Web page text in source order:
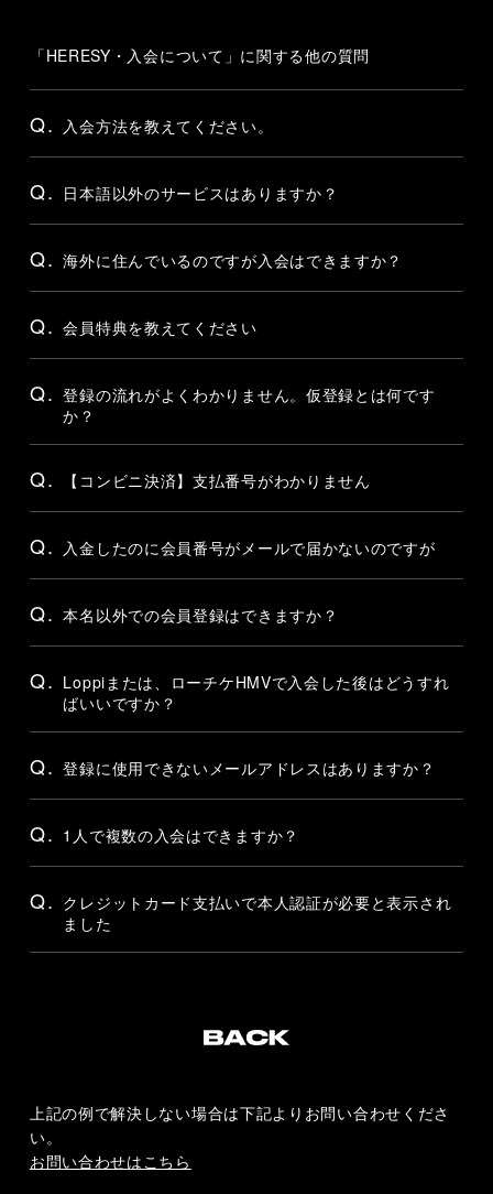
「HERESY・入会について」に関する他の質問
Q. 入会方法を教えてください。
Q. 日本語以外のサービスはありますか？
Q. 海外に住んでいるのですが入会はできますか？
Q. 会員特典を教えてください
Q. 登録の流れがよくわかりません。仮登録とは何です
か？
Q. 【コンビニ決済】支払番号がわかりません
Q. 入金したのに会員番号がメールで届かないのですが
Q. 本名以外での会員登録はできますか？
Q. Loppiまたは、ローチケHMVで入会した後はどうすれ
ばいいですか？
Q. 登録に使用できないメールアドレスはありますか？
Q. 1人で複数の入会はできますか？
Q. クレジットカード支払いで本人認証が必要と表示され
ました
上記の例で解決しない場合は下記よりお問い合わせくださ
い。
お問い合わせはこちら